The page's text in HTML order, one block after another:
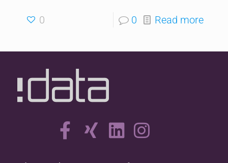
0 0 Read more